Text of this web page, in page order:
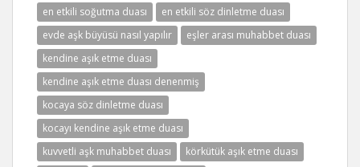
en etkili soğutma duası
en etkili söz dinletme duası
evde aşk büyüsü nasıl yapılır
eşler arası muhabbet duası
kendine aşık etme duası
kendine aşık etme duası denenmiş
kocaya söz dinletme duası
kocayı kendine aşık etme duası
kuvvetli aşk muhabbet duası
körkütük aşık etme duası